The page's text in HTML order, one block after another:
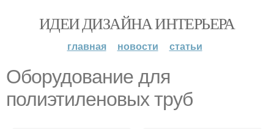
ИДЕИ ДИЗАЙНА ИНТЕРЬЕРА
главная новости статьи
Оборудование для
полиэтиленовых труб